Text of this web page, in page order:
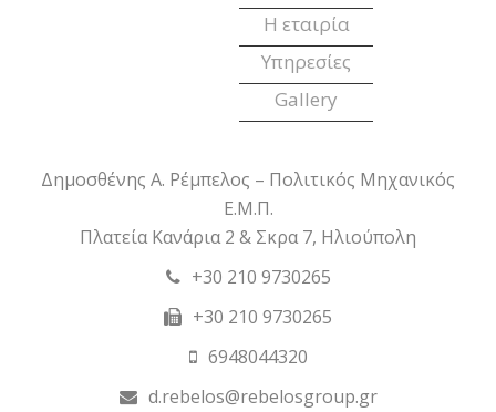
Η εταιρία
Υπηρεσίες
Gallery
Δημοσθένης Α. Ρέμπελος – Πολιτικός Μηχανικός
Ε.Μ.Π.
Πλατεία Κανάρια 2 & Σκρα 7, Ηλιούπολη
+30 210 9730265
+30 210 9730265
6948044320
d.rebelos@rebelosgroup.gr